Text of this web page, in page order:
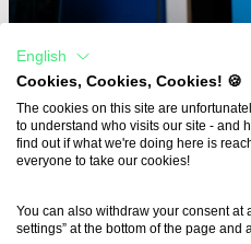
Community Guidelines
Community
1. Zweck der
English
Cookies, Cookies, Cookies! 🍪
The cookies on this site are
to understand who visits our site - and
find out if what we're doing here is
everyone to take our cookies!
You can also withdraw your consent at
settings” at the bottom of the page and